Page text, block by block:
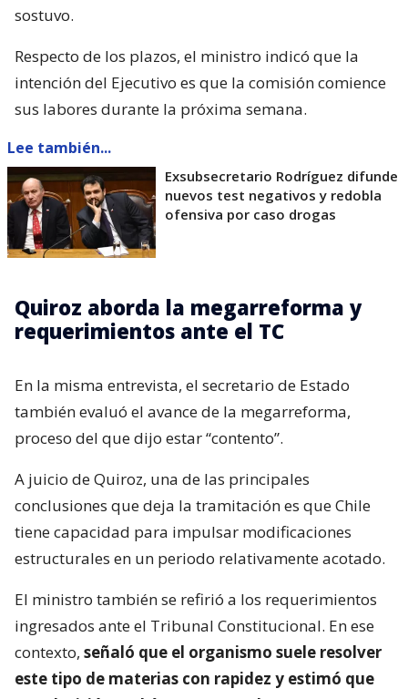
sostuvo.
Respecto de los plazos, el ministro indicó que la
intención del Ejecutivo es que la comisión comience
sus labores durante la próxima semana.
Lee también...
Exsubsecretario Rodríguez difunde
nuevos test negativos y redobla
ofensiva por caso drogas
Quiroz aborda la megarreforma y
requerimientos ante el TC
En la misma entrevista, el secretario de Estado
también evaluó el avance de la megarreforma,
proceso del que dijo estar “contento”.
A juicio de Quiroz, una de las principales
conclusiones que deja la tramitación es que Chile
tiene capacidad para impulsar modificaciones
estructurales en un periodo relativamente acotado.
El ministro también se refirió a los requerimientos
ingresados ante el Tribunal Constitucional. En ese
contexto, señaló que el organismo suele resolver
este tipo de materias con rapidez y estimó que